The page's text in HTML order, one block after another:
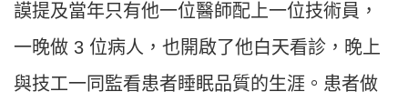
謨提及當年只有他一位醫師配上一位技術員，
一晚做 3 位病人，也開啟了他白天看診，晚上
與技工一同監看患者睡眠品質的生涯。患者做